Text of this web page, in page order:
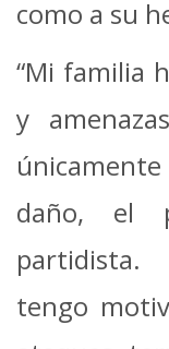
como a su
“Mi familia
y
daño, el
partidista.
tengo